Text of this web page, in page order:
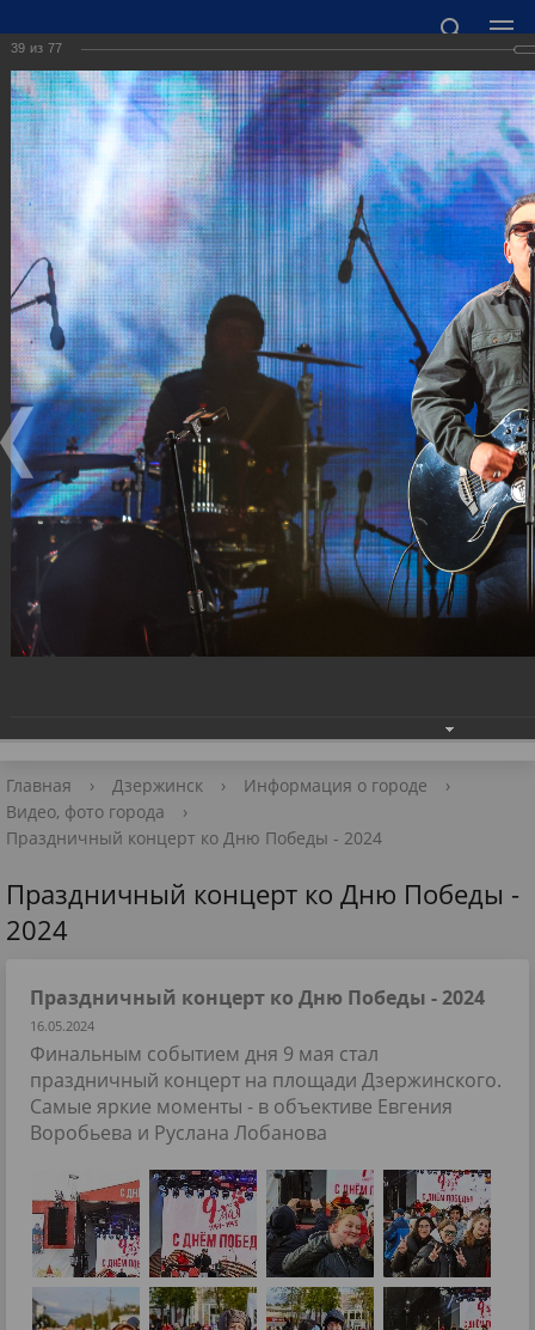
ОФИЦИАЛЬНЫЙ САЙТ АДМИНИСТРАЦИИ
ГОРОДСКОГО ОКРУГА ГОРОД ДЗЕРЖИНСК
НИЖЕГОРОДСКОЙ ОБЛАСТИ
Точный прогноз погоды в Дзержинске
https://world-weather.ru/informers/
🛜Карта WiFi🛜
606000 Нижегородская область, г. Дзержинск,
пл. Дзержинского, д. 1
Приёмная Главы
+7 (8313) 27-98-10
Главная › Дзержинск › Информация о городе
›
Видео, фото города
›
Праздничный концерт ко Дню Победы - 2024
Праздничный концерт ко Дню Победы -
2024
Праздничный концерт ко Дню Победы - 2024
16.05.2024
Финальным событием дня 9 мая стал
праздничный концерт на площади Дзержинского.
Самые яркие моменты - в объективе Евгения
Воробьева и Руслана Лобанова
39 из 77